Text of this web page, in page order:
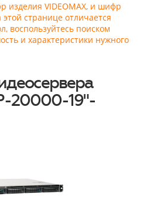
изделия VIDEOMAX, и шифр
странице отличается
воспользуйтесь поиском
и характеристики нужного
20000-19"-